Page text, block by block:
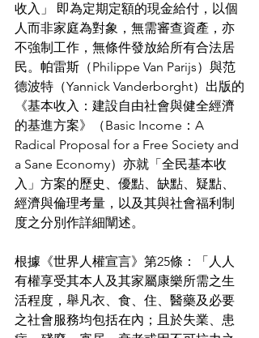
收入」 即為定期定額的現金給付，以個
人而非家庭為對象，無需審查資產，亦
不強制工作，無條件發放給所有合法居
民。帕雷斯（Philippe Van Parijs）與范
德波特（Yannick Vanderborght）出版的
《基本收入：建設自由社會與健全經濟
的基進方案》（Basic Income：A
Radical Proposal for a Free Society and
a Sane Economy）亦就「全民基本收
入」方案的歷史、優點、缺點、疑點、
經濟與倫理考量，以及其與社會福利制
度之分別作詳細闡述。
根據《世界人權宣言》第25條：「人人
有權享受其本人及其家屬康樂所需之生
活程度，舉凡衣、食、住、醫藥及必要
之社會服務均包括在內；且於失業、患